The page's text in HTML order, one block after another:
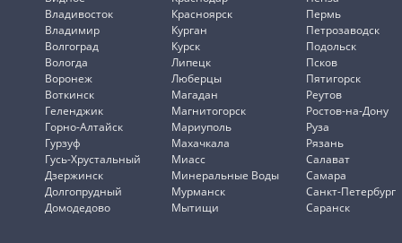
Владивосток
Владимир
Волгоград
Вологда
Воронеж
Воткинск
Геленджик
Горно-Алтайск
Гурзуф
Гусь-Хрустальный
Дзержинск
Долгопрудный
Домодедово
Красноярск
Курган
Курск
Липецк
Люберцы
Магадан
Магнитогорск
Мариуполь
Махачкала
Миасс
Минеральные Воды
Мурманск
Мытищи
Пермь
Петрозаводск
Подольск
Псков
Пятигорск
Реутов
Ростов-на-Дону
Руза
Рязань
Салават
Самара
Санкт-Петербург
Саранск